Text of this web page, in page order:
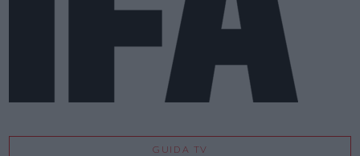
GUIDA TV